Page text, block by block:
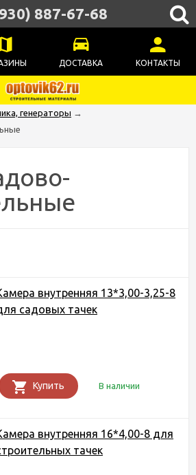
ДОСТАВКА КОНТАКТЫ
887-67-68
генераторы →
внутренняя 13*3,00-3,25-8
садовых тачек
Купить В наличии
внутренняя 16*4,00-8 для
тачек